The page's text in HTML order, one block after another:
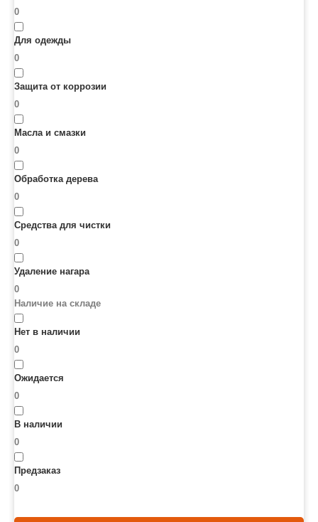
0
Для одежды
0
Защита от коррозии
0
Масла и смазки
0
Обработка дерева
0
Средства для чистки
0
Удаление нагара
0
Наличие на складе
Нет в наличии
0
Ожидается
0
В наличии
0
Предзаказ
0